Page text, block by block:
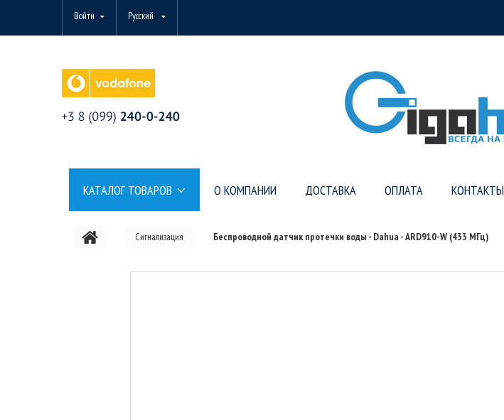
Войти Русский
КАТАЛОГ ТОВАРОВ О КОМПАНИИ ДОСТАВКА ОПЛАТА КОНТАКТЫ
Сигнализация Беспроводной датчик протечки воды - Dahua - ARD910-W (433 МГц)